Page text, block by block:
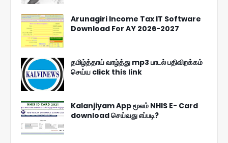
Arunagiri Income Tax IT Software
Download For AY 2026-2027
தமிழ்த்தாய் வாழ்த்து mp3 பாடல் பதிவிறக்கம்
செய்ய click this link
Kalanjiyam App மூலம் NHIS E- Card
download செய்வது எப்படி?